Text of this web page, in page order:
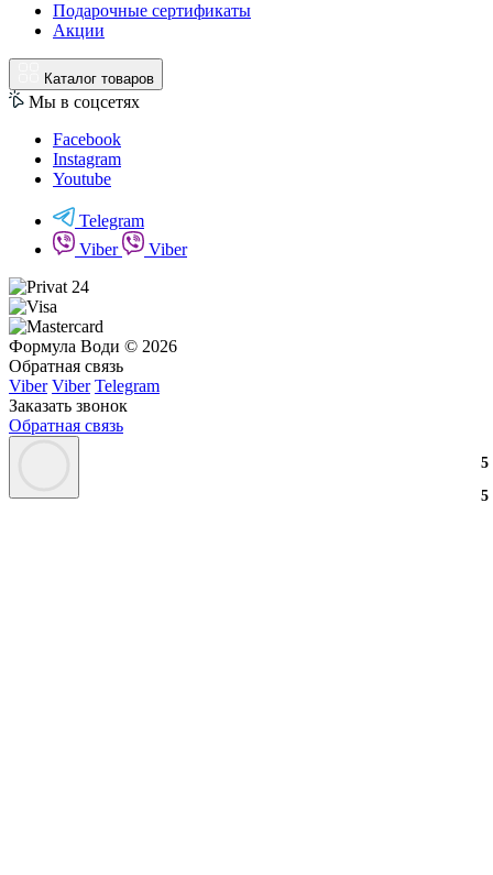
3
3
2
2
3
3
5
5
Подарочные сертификаты
Акции
Каталог товаров
Мы в соцсетях
Facebook
Instagram
Youtube
Telegram
Viber
Viber
Формула Води © 2026
Обратная связь
Viber Viber Telegram
Заказать звонок
Обратная связь